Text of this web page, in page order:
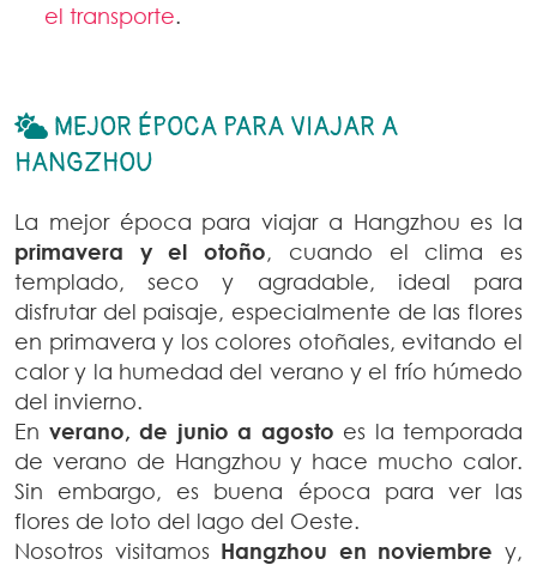
el transporte.
MEJOR ÉPOCA PARA VIAJAR A
HANGZHOU
La mejor época para viajar a Hangzhou es la
primavera y el otoño, cuando el clima es
templado, seco y agradable, ideal para
disfrutar del paisaje, especialmente de las flores
en primavera y los colores otoñales, evitando el
calor y la humedad del verano y el frío húmedo
del invierno.
En verano, de junio a agosto es la temporada
de verano de Hangzhou y hace mucho calor.
Sin embargo, es buena época para ver las
flores de loto del lago del Oeste.
Nosotros visitamos Hangzhou en noviembre y,